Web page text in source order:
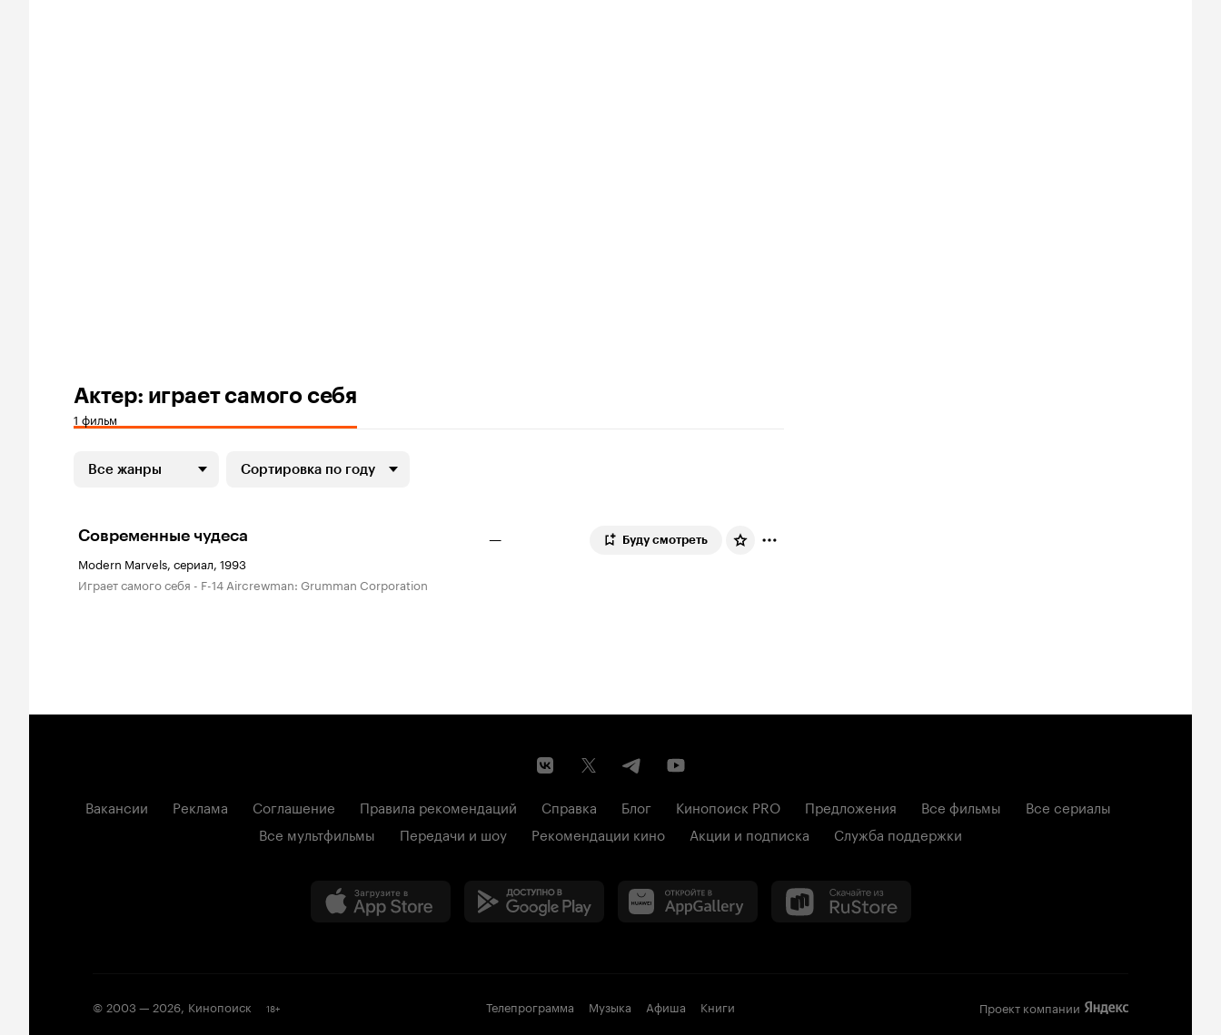
Актер: играет самого себя
1 фильм
Все жанры Сортировка по году
Современные чудеса
Modern Marvels, сериал, 1993
играет самого себя - F-14 Aircrewman: Grumman Corporation
— Буду смотреть
Вакансии Реклама Соглашение Правила рекомендаций Справка Блог Кинопоиск PRO Предложения Все фильмы
Все сериалы
Все мультфильмы
Передачи и шоу Рекомендации кино Акции и подписка Служба поддержки
© 2003 —2026, Кинопоиск 18+ Телепрограмма Музыка Афиша Книги Проект компании